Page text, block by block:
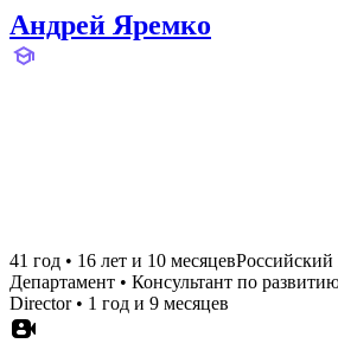
Андрей Яремко
41 год • 16 лет и 10 месяцев
Департамент • Консультант по
Director• 1 год и 9 месяцев